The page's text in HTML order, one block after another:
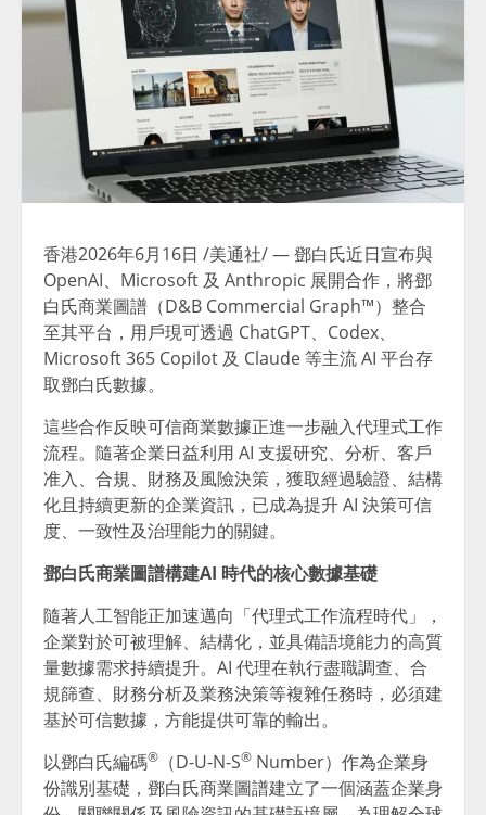
香港2026年6月16日 /美通社/ — 鄧白氏近日宣布與
OpenAI、Microsoft 及 Anthropic 展開合作，將鄧
白氏商業圖譜（D&B Commercial Graph™）整合
至其平台，用戶現可透過 ChatGPT、Codex、
Microsoft 365 Copilot 及 Claude 等主流 AI 平台存
取鄧白氏數據。
這些合作反映可信商業數據正進一步融入代理式工作
流程。隨著企業日益利用 AI 支援研究、分析、客戶
准入、合規、財務及風險決策，獲取經過驗證、結構
化且持續更新的企業資訊，已成為提升 AI 決策可信
度、一致性及治理能力的關鍵。
鄧白氏商業圖譜構建AI 時代的核心數據基礎
隨著人工智能正加速邁向「代理式工作流程時代」，
企業對於可被理解、結構化，並具備語境能力的高質
量數據需求持續提升。AI 代理在執行盡職調查、合
規篩查、財務分析及業務決策等複雜任務時，必須建
基於可信數據，方能提供可靠的輸出。
以鄧白氏編碼® （D-U-N-S® Number）作為企業身
份識別基礎，鄧白氏商業圖譜建立了一個涵蓋企業身